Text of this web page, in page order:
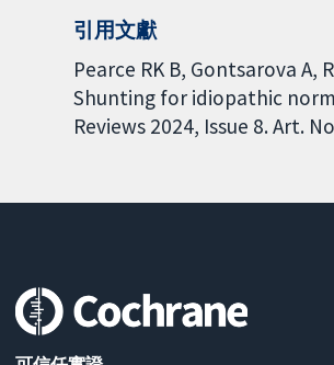
引用文獻
Pearce RK B, Gontsarova A,
Shunting for idiopathic
Reviews 2024, Issue 8. Art.